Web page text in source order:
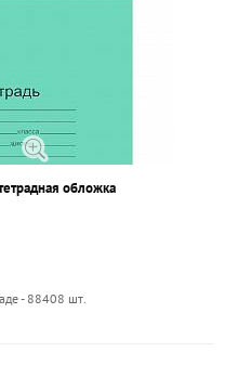
обложка
- 88408 шт.